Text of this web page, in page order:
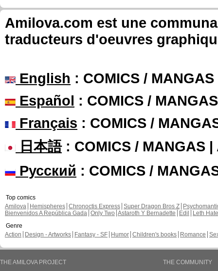
Amilova.com est une
traducteurs d'oeuvres
English : COMICS /
Español : COMICS /
Français : COMICS /
日本語: COMICS / MANGAS |
Русский : COMICS /
Top comics
Amilova
Hemispheres Chronoctis Express Super Dragon Bros Z
Bienvenidos A República Gada Only Two Astaroth Y Bernadette Edil
Leth Hate
Genre
Action
Design - Artworks Fantasy - SF Humor Children's books Romance
THE AMILOVA PROJECT
THE COMMUNITY